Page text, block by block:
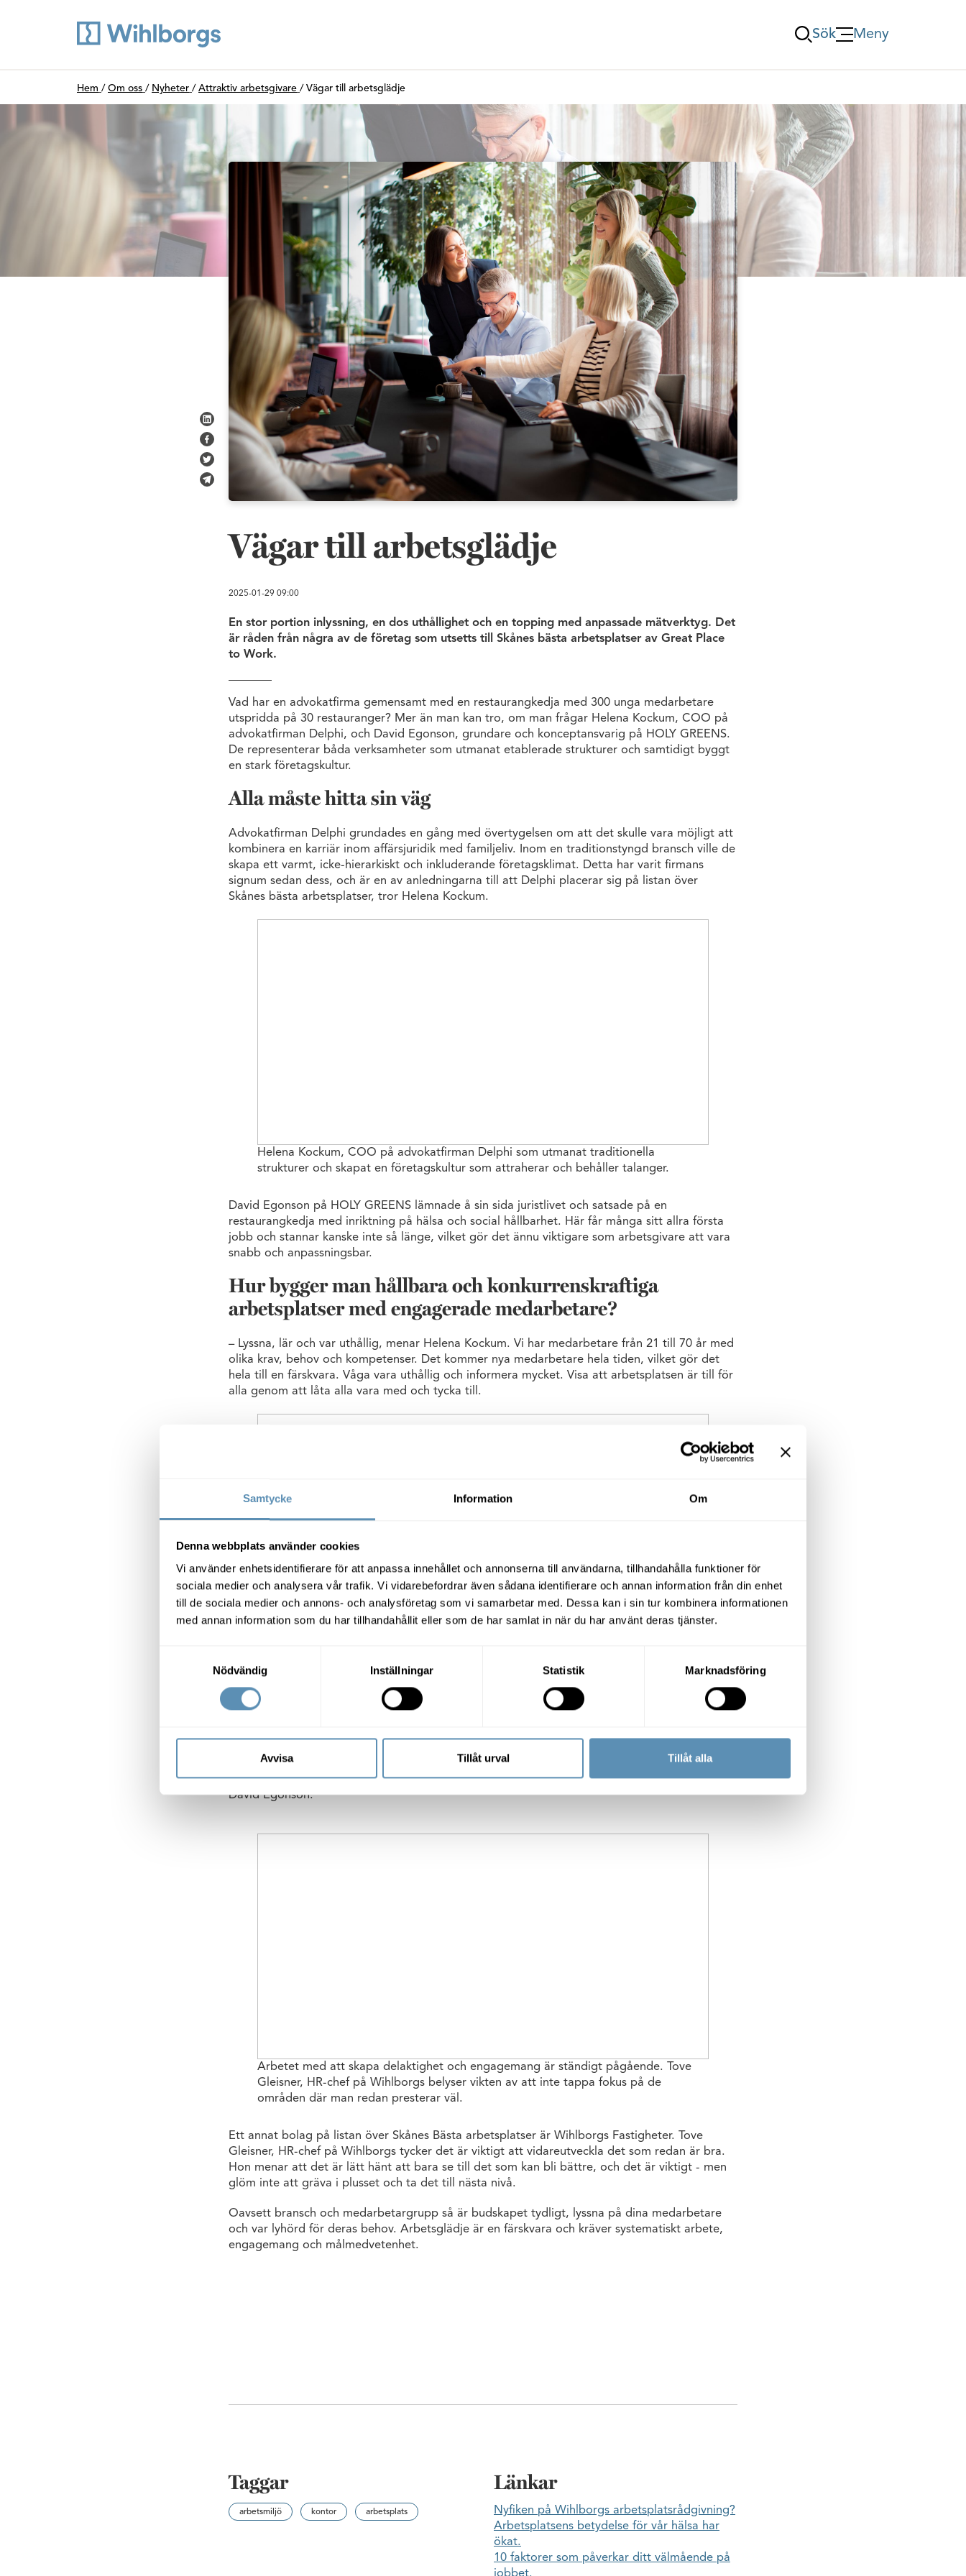
Samtycke Information Om
Denna webbplats använder cookies
Vi använder enhetsidentifierare för att anpassa innehållet och annonserna till användarna, tillhandahålla funktioner för
sociala medier och analysera vår trafik. Vi vidarebefordrar även sådana identifierare och annan information från din enhet
till de sociala medier och annons- och analysföretag som vi samarbetar med. Dessa kan i sin tur kombinera informationen
med annan information som du har tillhandahållit eller som de har samlat in när du har använt deras tjänster.
Nödvändig
Inställningar Statistik Marknadsföring
Avvisa Tillåt urval Tillåt alla
Sök
Öppna Meny
Meny
Du är här:
Hem / Om oss / Nyheter / Attraktiv arbetsgivare / Vägar till arbetsglädje
Dela på LinkedIn
Dela på Facebook
Dela på Twitter
Skicka via e-post
Vägar till arbetsglädje
2025-01-29 09:00
En stor portion inlyssning, en dos uthållighet och en topping med anpassade mätverktyg. Det
är råden från några av de företag som utsetts till Skånes bästa arbetsplatser av Great Place
to Work.
Vad har en advokatfirma gemensamt med en restaurangkedja med 300 unga medarbetare
utspridda på 30 restauranger? Mer än man kan tro, om man frågar Helena Kockum, COO på
advokatfirman Delphi, och David Egonson, grundare och konceptansvarig på HOLY GREENS.
De representerar båda verksamheter som utmanat etablerade strukturer och samtidigt byggt
en stark företagskultur.
Alla måste hitta sin väg
Advokatfirman Delphi grundades en gång med övertygelsen om att det skulle vara möjligt att
kombinera en karriär inom affärsjuridik med familjeliv. Inom en traditionstyngd bransch ville de
skapa ett varmt, icke-hierarkiskt och inkluderande företagsklimat. Detta har varit firmans
signum sedan dess, och är en av anledningarna till att Delphi placerar sig på listan över
Skånes bästa arbetsplatser, tror Helena Kockum.
Helena Kockum, COO på advokatfirman Delphi som utmanat traditionella
strukturer och skapat en företagskultur som attraherar och behåller talanger.
David Egonson på HOLY GREENS lämnade å sin sida juristlivet och satsade på en
restaurangkedja med inriktning på hälsa och social hållbarhet. Här får många sitt allra första
jobb och stannar kanske inte så länge, vilket gör det ännu viktigare som arbetsgivare att vara
snabb och anpassningsbar.
Hur bygger man hållbara och konkurrenskraftiga
arbetsplatser med engagerade medarbetare?
– Lyssna, lär och var uthållig, menar Helena Kockum. Vi har medarbetare från 21 till 70 år med
olika krav, behov och kompetenser. Det kommer nya medarbetare hela tiden, vilket gör det
hela till en färskvara. Våga vara uthållig och informera mycket. Visa att arbetsplatsen är till för
alla genom att låta alla vara med och tycka till.
Även David Egonson understryker vikten av att lyssna. Han menar att det är extra viktigt att
hälsorörelse. De flesta som jobbar hos oss ser sin tillhörighet i sin grupp och tycker att den
gemenskapen är viktigast av allt. Så nu satsar vi mycket på det, med goda resultat, säger
David Egonson.
Arbetet med att skapa delaktighet och engagemang är ständigt pågående. Tove
Gleisner, HR-chef på Wihlborgs belyser vikten av att inte tappa fokus på de
områden där man redan presterar väl.
Ett annat bolag på listan över Skånes Bästa arbetsplatser är Wihlborgs Fastigheter. Tove
Gleisner, HR-chef på Wihlborgs tycker det är viktigt att vidareutveckla det som redan är bra.
Hon menar att det är lätt hänt att bara se till det som kan bli bättre, och det är viktigt - men
glöm inte att gräva i plusset och ta det till nästa nivå.
Oavsett bransch och medarbetargrupp så är budskapet tydligt, lyssna på dina medarbetare
och var lyhörd för deras behov. Arbetsglädje är en färskvara och kräver systematiskt arbete,
engagemang och målmedvetenhet.
Taggar
arbetsmiljö kontor arbetsplats
Länkar
Nyfiken på Wihlborgs arbetsplatsrådgivning?
Arbetsplatsens betydelse för vår hälsa har
ökat.
10 faktorer som påverkar ditt välmående på